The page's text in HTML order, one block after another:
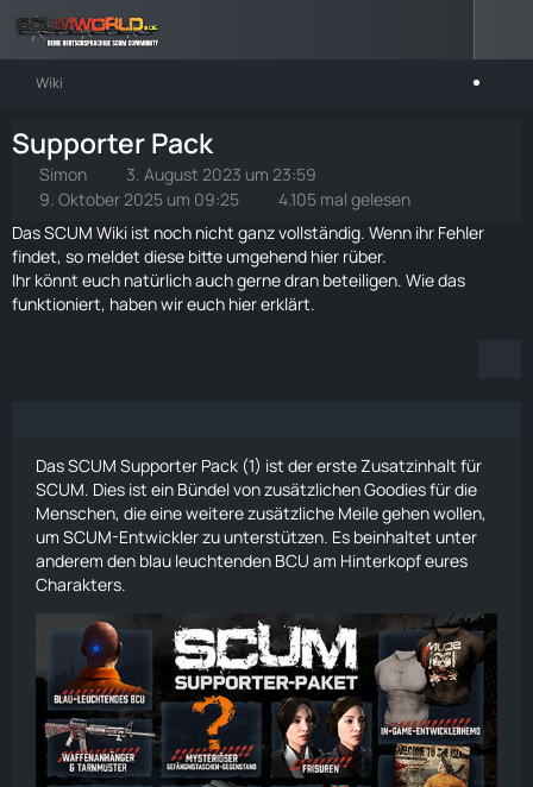
Wiki
Supporter Pack
Simon
3. August 2023 um 23:59
9. Oktober 2025 um 09:25
4.105 mal gelesen
Das SCUM Wiki ist noch nicht ganz vollständig. Wenn ihr Fehler
findet, so meldet diese bitte umgehend hier rüber.
Ihr könnt euch natürlich auch gerne dran beteiligen. Wie das
funktioniert, haben wir euch hiererklärt.
Das SCUM Supporter Pack (1) ist der erste Zusatzinhalt für
SCUM. Dies ist ein Bündel von zusätzlichen Goodies für die
Menschen, die eine weitere zusätzliche Meile gehen wollen,
um SCUM-Entwickler zu unterstützen. Es beinhaltet unter
anderem den blau leuchtenden BCU am Hinterkopf eures
Charakters.